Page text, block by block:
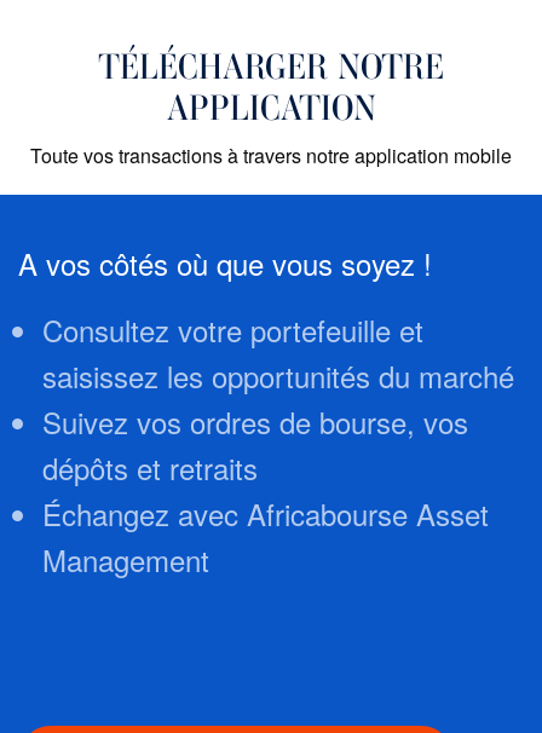
TÉLÉCHARGER NOTRE
APPLICATION
Toute vos transactions à travers notre application mobile
A vos côtés où que vous soyez !
Consultez votre portefeuille et
saisissez les opportunités du marché
Suivez vos ordres de bourse, vos
dépôts et retraits
Échangez avec Africabourse Asset
Management